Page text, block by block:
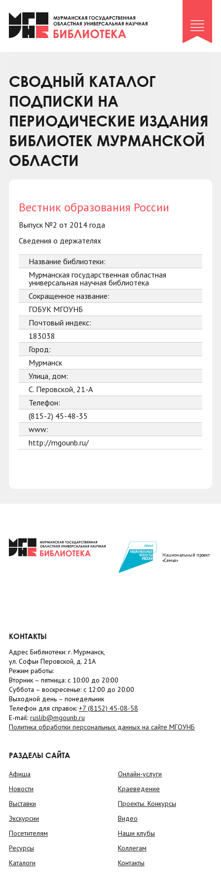
Клуб «Гиря и сельдерей»
Клуб «Семейный архив»
Коллегам
Контакты
СВОДНЫЙ КАТАЛОГ
ПОДПИСКИ НА
ПЕРИОДИЧЕСКИЕ ИЗДАНИЯ
БИБЛИОТЕК МУРМАНСКОЙ
ОБЛАСТИ
Вестник образования России
Выпуск №2 от 2014 года
Сведения о держателях
Название библиотеки:
Мурманская государственная областная
универсальная научная библиотека
Сокращенное название:
ГОБУК МГОУНБ
Почтовый индекс:
183038
Город:
Мурманск
Улица, дом:
С. Перовской, 21-А
Телефон:
(815-2) 45-48-35
www:
http://mgounb.ru/
Национальный проект
«Семья»
КОНТАКТЫ
Адрес Библиотеки: г. Мурманск,
ул. Софьи Перовской, д. 21А
Режим работы:
Вторник – пятница: с 10:00 до 20:00
Суббота – воскресенье: c 12:00 до 20:00
Выходной день – понедельник
Телефон для справок: +7 (8152) 45-08-58
E-mail: ruslib@mgounb.ru
Политика обработки персональных данных на сайте МГОУНБ
РАЗДЕЛЫ САЙТА
Афиша
Новости
Выставки
Экскурсии
Посетителям
Ресурсы
Каталоги
Онлайн-услуги
Краеведение
Проекты. Конкурсы
Видео
Наши клубы
Коллегам
Контакты